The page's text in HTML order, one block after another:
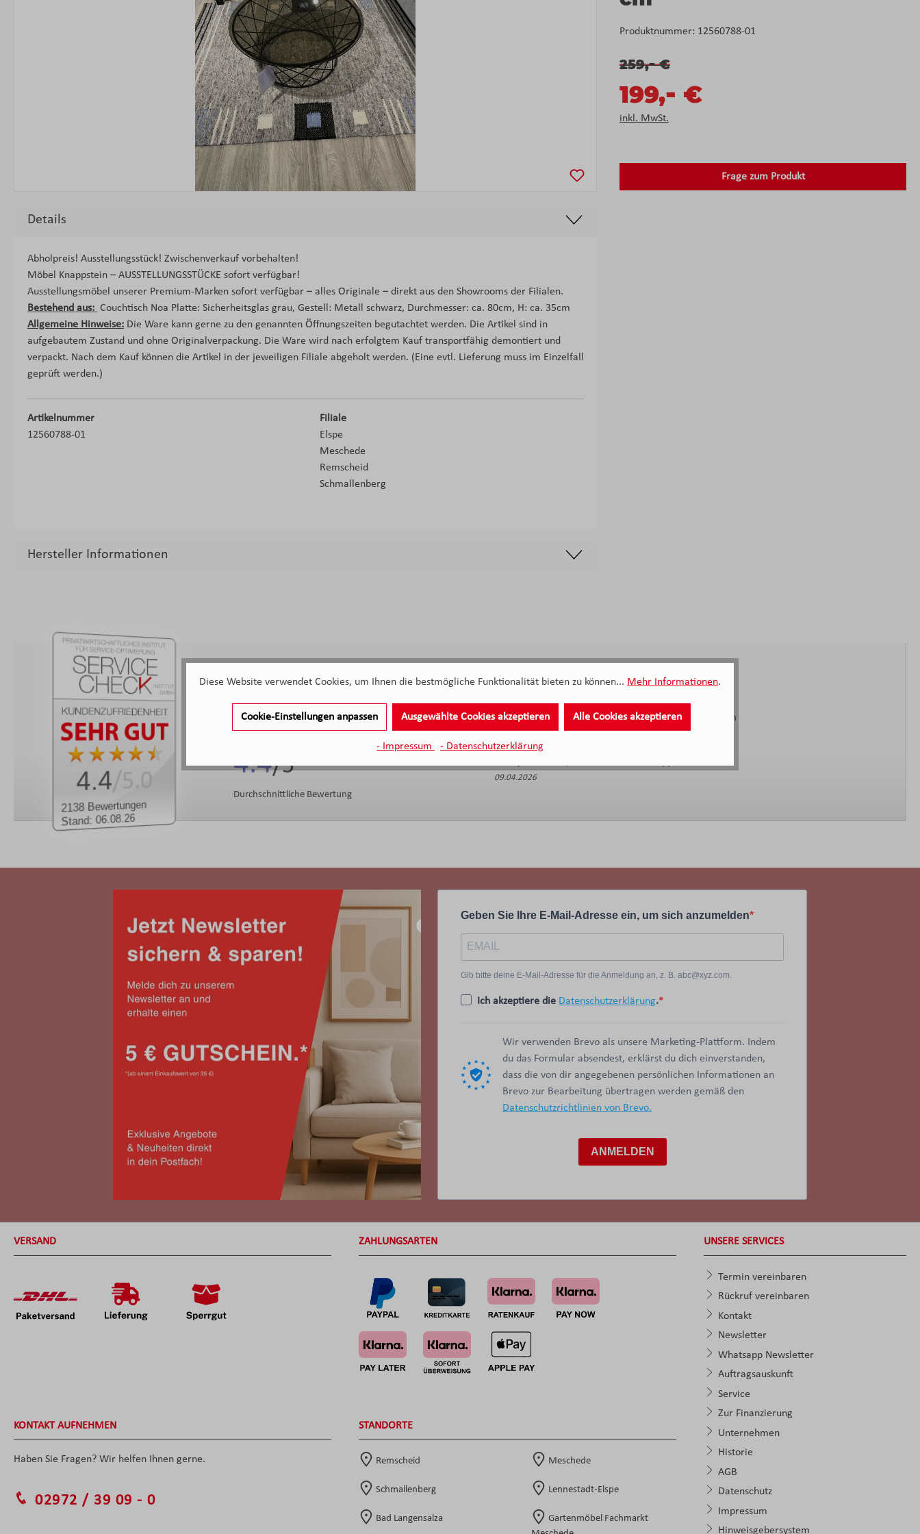
Produktnummer: 12560788-01
259,-€
199,- €
inkl. MwSt.
Frage zum Produkt
Details
Abholpreis! Ausstellungsstück! Zwischenverkauf vorbehalten!
Möbel Knappstein – AUSSTELLUNGSSTÜCKE sofort verfügbar!
Ausstellungsmöbel unserer Premium-Marken sofort verfügbar – alles Originale – direkt aus den Showrooms der Filialen.
Bestehend aus: Couchtisch Noa Platte: Sicherheitsglas grau, Gestell: Metall schwarz, Durchmesser: ca. 80cm, H: ca. 35cm
Allgemeine Hinweise: Die Ware kann gerne zu den genannten Öffnungszeiten begutachtet werden. Die Artikel sind in
aufgebautem Zustand und ohne Originalverpackung. Die Ware wird nach erfolgtem Kauf transportfähig demontiert und
verpackt. Nach dem Kauf können die Artikel in der jeweiligen Filiale abgeholt werden. (Eine evtl. Lieferung muss im Einzelfall
geprüft werden.)
Artikelnummer
12560788-01
Filiale
Elspe
Meschede
Remscheid
Schmallenberg
Hersteller Informationen
2138 Bewertungen
Stand: 06.08.26
4.4/5.0
2.138
Kunden haben unseren Service bewertet
4.4
Durchschnittliche Bewertung
Die sehr freundliche Beratung und der schnelle Liefertermin
09.04.2026
Geben Sie Ihre E-Mail-Adresse ein, um sich anzumelden
Gib bitte deine E-Mail-Adresse für die Anmeldung an, z. B. abc@xyz.com.
Ich akzeptiere die Datenschutzerklärung.
Wir verwenden Brevo als unsere Marketing-Plattform. Indem
du das Formular absendest, erklärst du dich einverstanden,
dass die von dir angegebenen persönlichen Informationen an
Brevo zur Bearbeitung übertragen werden gemäß den
Datenschutzrichtlinien von Brevo.
ANMELDEN
VERSAND ZAHLUNGSARTEN
KONTAKT AUFNEHMEN
Haben Sie Fragen? Wir helfen Ihnen gerne.
02972 / 39 09 - 0
STANDORTE
Remscheid Meschede
Schmallenberg Lennestadt-Elspe
Bad Langensalza
Gartenmöbel Fachmarkt
UNSERE SERVICES
Termin vereinbaren
Rückruf vereinbaren
Kontakt
Newsletter
Whatsapp Newsletter
Auftragsauskunft
Service
Zur Finanzierung
Unternehmen
Historie
AGB
Datenschutz
Impressum
Hinweisgebersystem
Diese Website verwendet Cookies, um Ihnen die bestmögliche Funktionalität bieten zu können... Mehr Informationen.
Cookie-Einstellungen anpassen Ausgewählte Cookies akzeptieren Alle Cookies akzeptieren
- Impressum - Datenschutzerklärung